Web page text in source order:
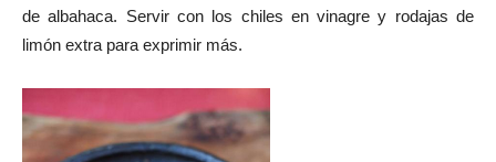
de albahaca. Servir con los chiles en vinagre y rodajas de
limón extra para exprimir más.